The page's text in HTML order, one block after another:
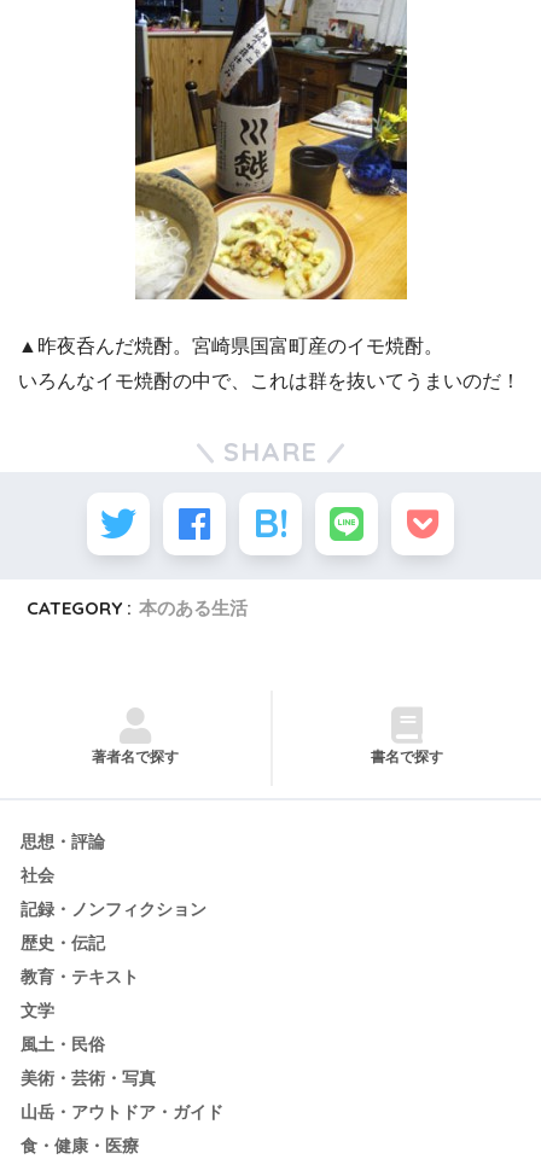
▲昨夜呑んだ焼酎。宮崎県国富町産のイモ焼酎。
いろんなイモ焼酎の中で、これは群を抜いてうまいのだ！
SHARE
CATEGORY : 本のある生活
著者名で探す 書名で探す
思想・評論
社会
記録・ノンフィクション
歴史・伝記
教育・テキスト
文学
風土・民俗
美術・芸術・写真
山岳・アウトドア・ガイド
食・健康・医療